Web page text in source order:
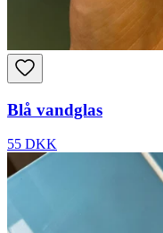
Blå vandglas
55 DKK